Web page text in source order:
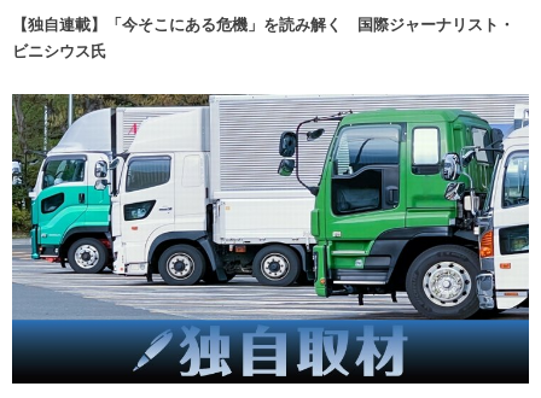
【独自連載】「今そこにある危機」を読み解く 国際ジャーナリスト・
ビニシウス氏